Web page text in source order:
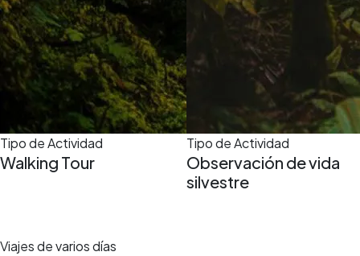
Tipo de Actividad
Walking Tour
Tipo de Actividad
Observación de vida
silvestre
Viajes de varios días